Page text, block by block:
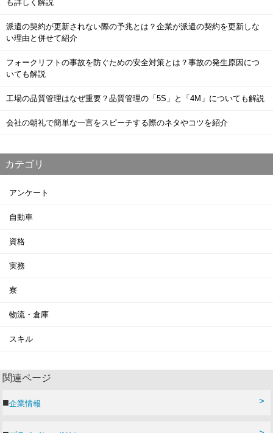
も詳しく解説
派遣の契約が更新されない際の予兆とは？企業が派遣の契約を更新しな
い理由と併せて紹介
フォークリフトの事故を防ぐための安全対策とは？事故の発生原因につ
いても解説
工場の品質管理はなぜ重要？品質管理の「5S」と「4M」についても解説
会社の朝礼で簡単な一言をスピーチする際のネタやコツを紹介
カテゴリ
アンケート
自動車
資格
実務
寮
物流・倉庫
スキル
関連ページ
企業情報